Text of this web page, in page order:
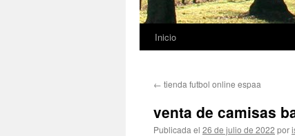
Saltar
contenido
Inicio
← tienda futbol online espaa
venta de camisas
Publicada el 26 de julio de 2022 por